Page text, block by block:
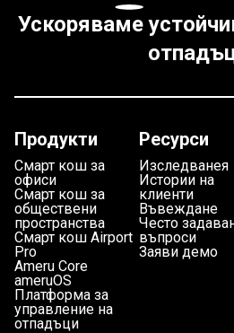
Ускоряваме
Продукти
Смарт кош за
офиси
Смарт кош за
обществени
пространства
Смарт кош Airport
Pro
Ameru Core
ameruOS
Платформа за
управление на
отпадъци
Ресурси
Изследванея
Истории на
клиенти
Въвеждане
Често
въпроси
Заяви демо